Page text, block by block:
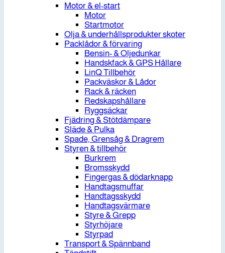
Motor & el-start
Motor
Startmotor
Olja & underhållsprodukter skoter
Packlådor & förvaring
Bensin- & Oljedunkar
Handskfack & GPS Hållare
LinQ Tillbehör
Packväskor & Lådor
Rack & räcken
Redskapshållare
Ryggsäckar
Fjädring & Stötdämpare
Släde & Pulka
Spade, Grensåg & Dragrem
Styren & tillbehör
Burkrem
Bromsskydd
Fingergas & dödarknapp
Handtagsmuffar
Handtagsskydd
Handtagsvärmare
Styre & Grepp
Styrhöjare
Styrpad
Transport & Spännband